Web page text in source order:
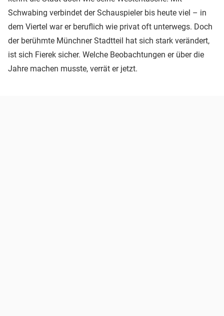
Schwabing verbindet der Schauspieler bis heute viel – in
dem Viertel war er beruflich wie privat oft unterwegs. Doch
der berühmte Münchner Stadtteil hat sich stark verändert,
ist sich Fierek sicher. Welche Beobachtungen er über die
Jahre machen musste, verrät er jetzt.